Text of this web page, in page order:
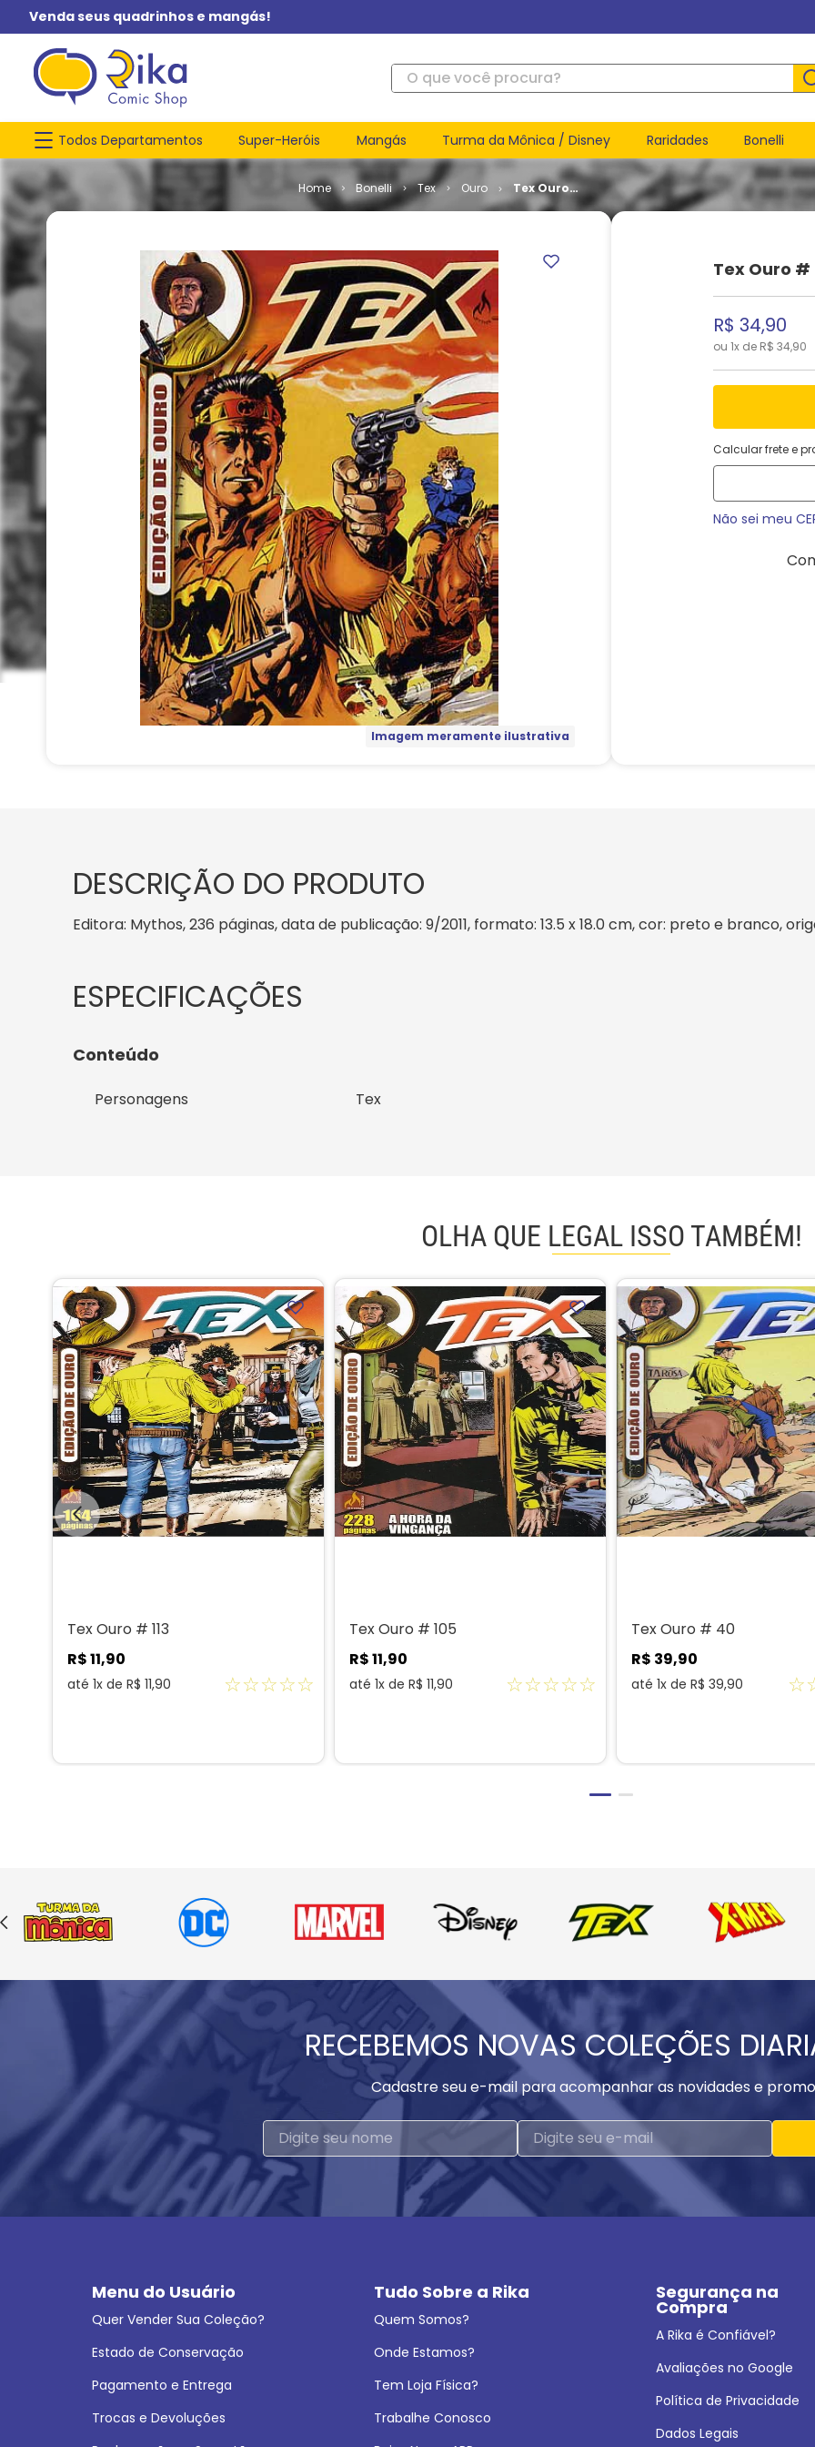
Venda seus quadrinhos e mangás!
O que você procura?
Todos Departamentos Super-Heróis Mangás Turma da Mônica / Disney Raridades Bonelli
Bonelli Tex Ouro
Tex Ouro
# 56
Imagem meramente ilustrativa
Tex Ouro #
R$ 34,90
ou 1x de R$ 34,90
Calcular frete e
Não sei meu
DESCRIÇÃO DO PRODUTO
Editora: Mythos, 236 páginas, data de publicação: 9/2011, formato: 13.5 x 18.0 cm, cor: preto e branco,
Conteúdo
Personagens Tex
OLHA QUE LEGAL ISSO TAMBÉM!
Tex Ouro # 113
R$11,90
até 1x de R$ 11,90 ☆☆☆☆☆
Tex Ouro # 105
R$11,90
até 1x de R$ 11,90 ☆☆☆☆☆
Tex Ouro # 40
R$ 39,90
até 1x de R$ 39,90 ☆
RECEBEMOS NOVAS COLEÇÕES
Cadastre seu e-mail para acompanhar as novidades e
Menu do Usuário
Quer Vender Sua Coleção?
Estado de Conservação
Pagamento e Entrega
Trocas e Devoluções
Tudo Sobre a Rika
Quem Somos?
Onde Estamos?
Tem Loja Física?
Trabalhe Conosco
Segurança na
Compra
A Rika é Confiável?
Avaliações no Google
Política de Privacidade
Dados Legais